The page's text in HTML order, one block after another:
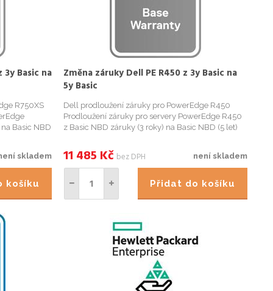
3y Basic na
R750XS
Basic NBD
skladem
košíku
Změna záruky Dell PE R450 z 3y Basic na
5y Basic
Dell prodloužení záruky pro PowerEdge R450
Prodloužení záruky pro servery PowerEdge R450
z Basic NBD záruky (3 roky) na Basic NBD (5 let)
Service Tag (výrobní číslo) serveru. Záruku je
možné objednat do 1...
není skladem
11 485 Kč bez DPH
Přidat do košíku